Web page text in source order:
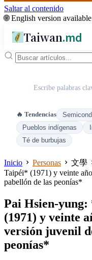
Saltar al contenido
🌐 English version
Taiwan.md
Escribe palabras
🔥 Tendencias
Pueblos indígenas
Té de burbujas
Inicio Personas 文學
Taipéi* (1971) y veinte
pabellón de las peonías*
Pai Hsien-
(1971) y veinte
versión juvenil
peonías*